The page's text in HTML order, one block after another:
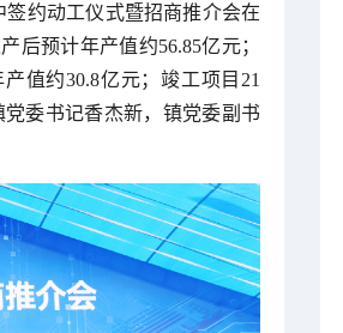
约动工仪式暨招商推介会在
后预计年产值约56.85亿元；
值约30.8亿元；竣工项目21
委书记香杰新，镇党委副书